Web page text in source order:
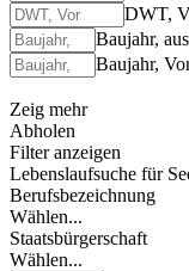
DWT,
Baujahr, aus
Baujahr,
Zeig mehr
Abholen
Filter anzeigen
Lebenslaufsuche für
Berufsbezeichnung
Wählen...
Staatsbürgerschaft
Wählen...